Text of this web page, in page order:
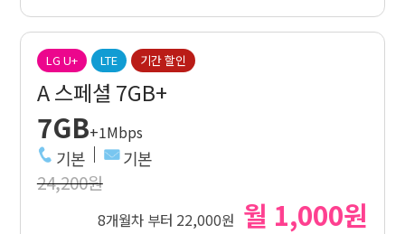
LG U+ LTE 기간 할인
A 스페셜 7GB+
7GB+1Mbps
기본 기본
24,200원
8개월차 부터 22,000원 월 1,000원